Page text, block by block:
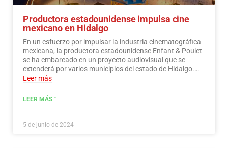
Productora estadounidense impulsa cine
mexicano en Hidalgo
En un esfuerzo por impulsar la industria cinematográfica
mexicana, la productora estadounidense Enfant & Poulet
se ha embarcado en un proyecto audiovisual que se
extenderá por varios municipios del estado de Hidalgo.…
Leer más
LEER MÁS "
5 de junio de 2024